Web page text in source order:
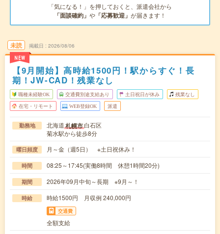
「気になる！」を押しておくと、派遣会社から
「面談確約」 や 「応募歓迎」 が届きます！
未読
NEW
掲載日 2026/08/06
【9月開始】高時給1500円！駅からすぐ！長
期！JW-CAD！残業なし
職種未経験OK 交通費別途支給あり 土日祝日が休み 残業なし
在宅・リモート WEB登録OK 派遣
勤務地 北海道札幌市白石区
菊水駅から徒歩8分
曜日頻度 月～金（週5日） ※土日祝休み！
時間 08:25～17:45(実働8時間 休憩1時間20分)
期間 2026年09月中旬～長期 ※9月～！
時給 時給1500円 月収例 240,000円
交通費
全額支給